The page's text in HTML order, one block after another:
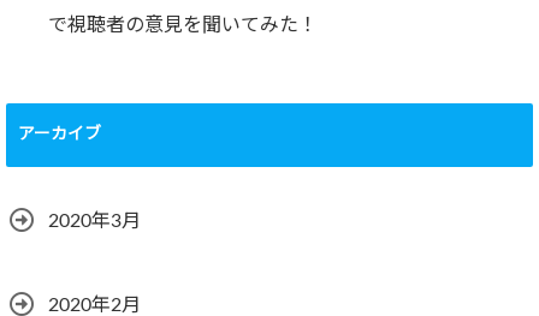
で視聴者の意見を聞いてみた！
アーカイブ
2020年3月
2020年2月